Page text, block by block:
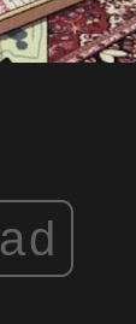
ad